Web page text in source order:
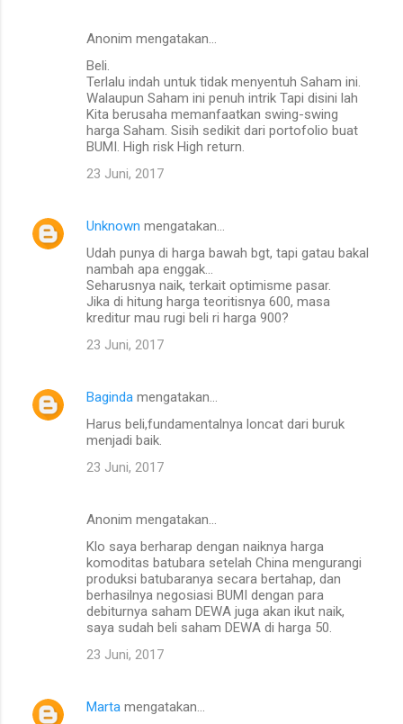
Anonim mengatakan…
Beli.
Terlalu indah untuk tidak menyentuh Saham ini.
Walaupun Saham ini penuh intrik Tapi disini lah
Kita berusaha memanfaatkan swing-swing
harga Saham. Sisih sedikit dari portofolio buat
BUMI. High risk High return.
23 Juni, 2017
Unknown mengatakan…
Udah punya di harga bawah bgt, tapi gatau bakal
nambah apa enggak...
Seharusnya naik, terkait optimisme pasar.
Jika di hitung harga teoritisnya 600, masa
kreditur mau rugi beli ri harga 900?
23 Juni, 2017
Baginda mengatakan…
Harus beli,fundamentalnya loncat dari buruk
menjadi baik.
23 Juni, 2017
Anonim mengatakan…
Klo saya berharap dengan naiknya harga
komoditas batubara setelah China mengurangi
produksi batubaranya secara bertahap, dan
berhasilnya negosiasi BUMI dengan para
debiturnya saham DEWA juga akan ikut naik,
saya sudah beli saham DEWA di harga 50.
23 Juni, 2017
Marta mengatakan…